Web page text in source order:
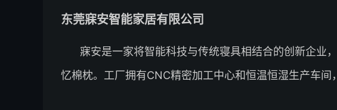
东莞寐安智能家居有限公司
寐安是一家将智能科技与传统寝具相结合的创新企业
忆棉枕。工厂拥有CNC精密加工中心和恒温恒湿生产车间